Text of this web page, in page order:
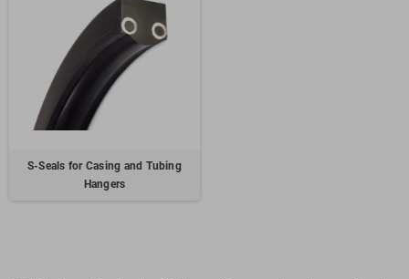
S-Seals for Casing and Tubing
Hangers